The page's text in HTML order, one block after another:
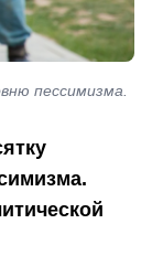
пессимизма.